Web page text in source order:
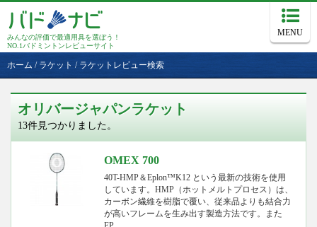
みんなの評価で最適用具を選ぼう！
NO.1バドミントンレビューサイト
MENU
ホーム / ラケット / ラケットレビュー検索
オリバージャパンラケット
13件見つかりました。
OMEX 700
40T-HMP＆Eplon™K12 という最新の技術を使用
しています。HMP（ホットメルトプロセス）は、
カーボン繊維を樹脂で覆い、従来品よりも結合力
が高いフレームを生み出す製造方法です。また